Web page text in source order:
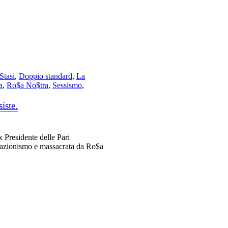
,Doppio standard,La
,Ro$a No$tra, Sessismo,
Presidente delle Pari
e massacrata da Ro$a